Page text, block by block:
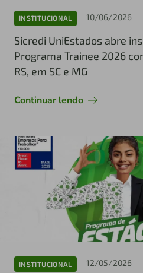
INSTITUCIONAL 10/06/2026
Sicredi UniEstados abre
Programa Trainee 2026
RS, em SC e MG
Continuar lendo
INSTITUCIONAL 12/05/2026